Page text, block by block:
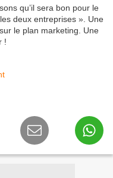
qu’il sera bon pour le
deux entreprises ». Une
le plan marketing. Une
!